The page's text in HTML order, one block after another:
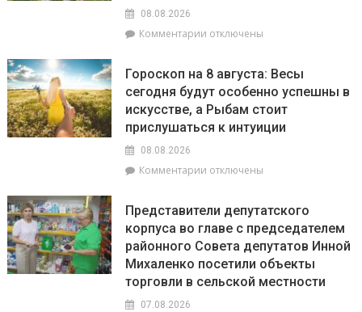
соответствует
08.08.2026
Комментарии к
20
июля
по
20
Брагинщине
смотр-
конкурс
«Лучшая
придомовая
территория
отключены
Гороскоп на 8 августа: Весы
сегодня будут особенно успешны в
искусстве, а Рыбам стоит
прислушаться к интуиции
08.08.2026
Комментарии к
на
8
августа:
Весы
сегодня
отключены
Представители депутатского
корпуса во главе с председателем
районного Совета депутатов Инной
Михаленко посетили объекты
торговли в сельской местности
07.08.2026